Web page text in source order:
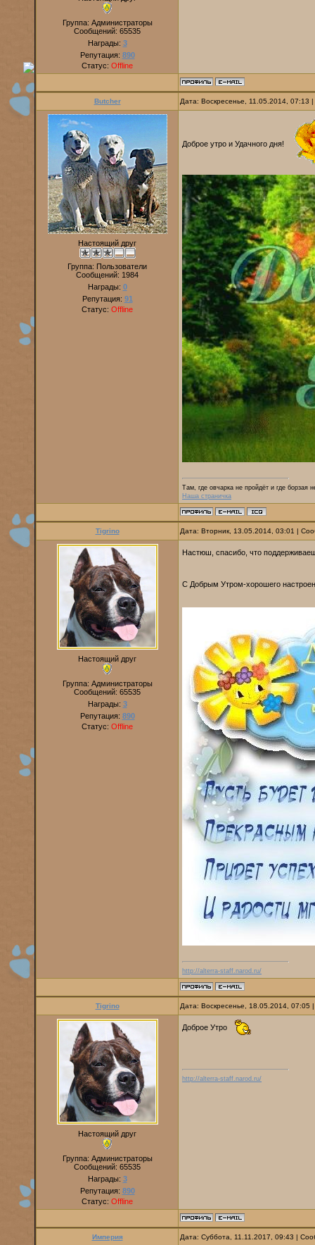
Группа: Администраторы
Сообщений: 65535
Награды: 3
Репутация: 890
Статус: Offline
Butcher Дата: Воскресенье, 11.05.2014,
Настоящий друг
Группа: Пользователи
Сообщений: 1984
Награды: 0
Репутация: 91
Статус: Offline
Доброе утро и Удачного дня!
Там, где овчарка не пройдёт и где борзая
Наша страничка
Tigrino Дата: Вторник, 13.05.2014, 03:01 |
Настоящий друг
Группа: Администраторы
Сообщений: 65535
Награды: 3
Репутация: 890
Статус: Offline
Настюш, спасибо, что
С Добрым Утром-хорошего
http://alterra-staff.narod.ru/
Tigrino Дата: Воскресенье, 18.05.2014,
Настоящий друг
Группа: Администраторы
Сообщений: 65535
Награды: 3
Репутация: 890
Статус: Offline
Доброе Утро
http://alterra-staff.narod.ru/
Империя Дата: Суббота, 11.11.2017, 09:43 |